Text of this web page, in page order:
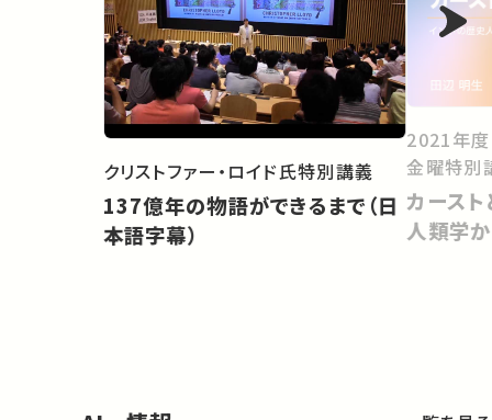
クリストファー・ロイド氏特別講義
137億年の物語ができるまで（日
本語字幕）
2021年度
金曜特別
カースト
人類学